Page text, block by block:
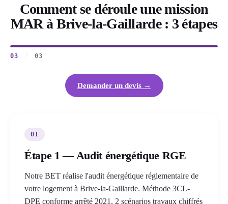
Comment se déroule une mission
MAR à Brive-la-Gaillarde : 3 étapes
03 03
Demander un devis →
01
Étape 1 — Audit énergétique RGE
Notre BET réalise l'audit énergétique réglementaire de
votre logement à Brive-la-Gaillarde. Méthode 3CL-
DPE conforme arrêté 2021. 2 scénarios travaux chiffrés